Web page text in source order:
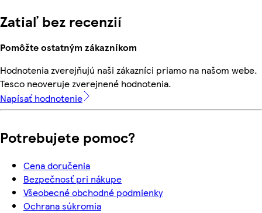
Zatiaľ bez recenzií
Pomôžte ostatným zákazníkom
Hodnotenia zverejňujú naši zákazníci priamo na našom webe.
Tesco neoveruje zverejnené hodnotenia.
Napísať hodnotenie
Potrebujete pomoc?
Cena doručenia
Bezpečnosť pri nákupe
Všeobecné obchodné podmienky
Ochrana súkromia